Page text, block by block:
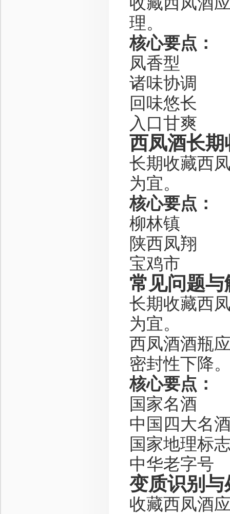
理。
核心要点：
凤香型
诸味协调
回味悠长
入口甘爽
西凤酒长期
长期收藏西
为宜。
核心要点：
柳林镇
陕西凤翔
宝鸡市
常见问题
长期收藏西
为宜。
西凤酒酒瓶
密封性下降
核心要点：
国家名酒
中国四大名
国家地理标
中华老字号
变质识别与
收藏西凤酒